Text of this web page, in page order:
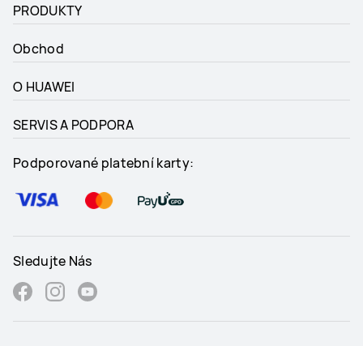
PRODUKTY
Obchod
O HUAWEI
SERVIS A PODPORA
Podporované platební karty:
Sledujte Nás